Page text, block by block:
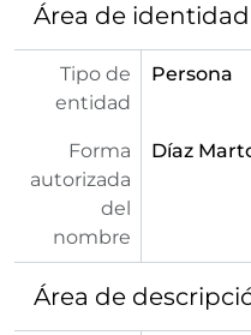
Área de identidad
Tipo de
entidad
Persona
Forma
autorizada
del
nombre
Díaz
Área de